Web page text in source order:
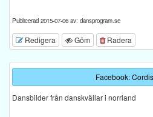
Publicerad 2015-07-06 av: dansprogram.se
Redigera Göm Radera
Facebook:
Dansbilder från danskvällar i norrland